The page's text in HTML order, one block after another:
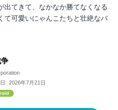
出てきて、なかなか勝てなくなる
て可愛いにゃんこたちと壮絶なバ
: 2026年7月21日